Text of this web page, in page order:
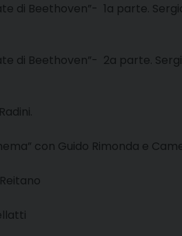
di Beethoven”- 1a parte.
di Beethoven”- 2a parte.
con Guido Rimonda e